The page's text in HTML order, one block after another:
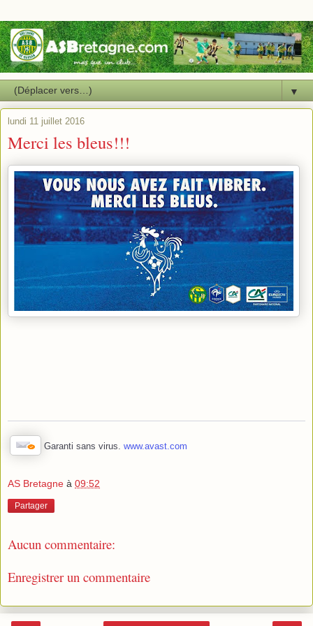
▼
lundi 11 juillet 2016
Merci les bleus!!!
Garanti sans virus. www.avast.com
AS Bretagne à 09:52
Partager
Aucun commentaire:
Enregistrer un commentaire